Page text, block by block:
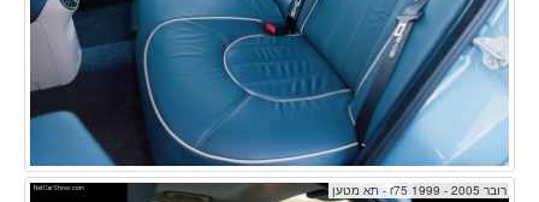
רובר r75 1999 - 2005 - תא מטען